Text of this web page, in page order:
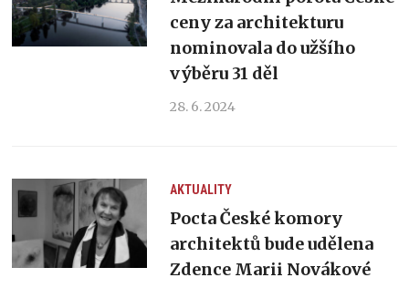
ceny za architekturu
nominovala do užšího
výběru 31 děl
28. 6. 2024
AKTUALITY
Pocta České komory
architektů bude udělena
Zdence Marii Novákové